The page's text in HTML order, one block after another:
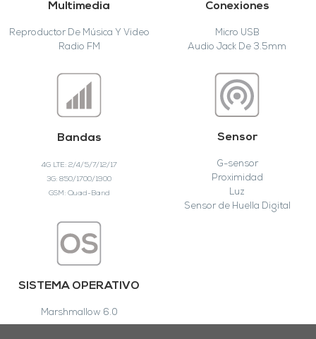
Multimedia
Reproductor De Música Y Video
Radio FM
Conexiones
Micro USB
Audio Jack De 3.5mm
Bandas
4G LTE: 2/4/5/7/12/17
3G: 850/1700/1900
GSM: Quad-Band
Sensor
G-sensor
Proximidad
Luz
Sensor de Huella Digital
SISTEMA OPERATIVO
Marshmallow 6.0